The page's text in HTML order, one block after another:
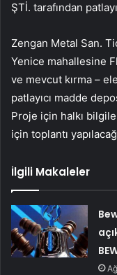
ŞTİ. tarafından
Zengan Metal San.
Yenice mahallesine
ve mevcut kırma –
patlayıcı madde
Proje için halkı
için toplantı
İlgili Makaleler